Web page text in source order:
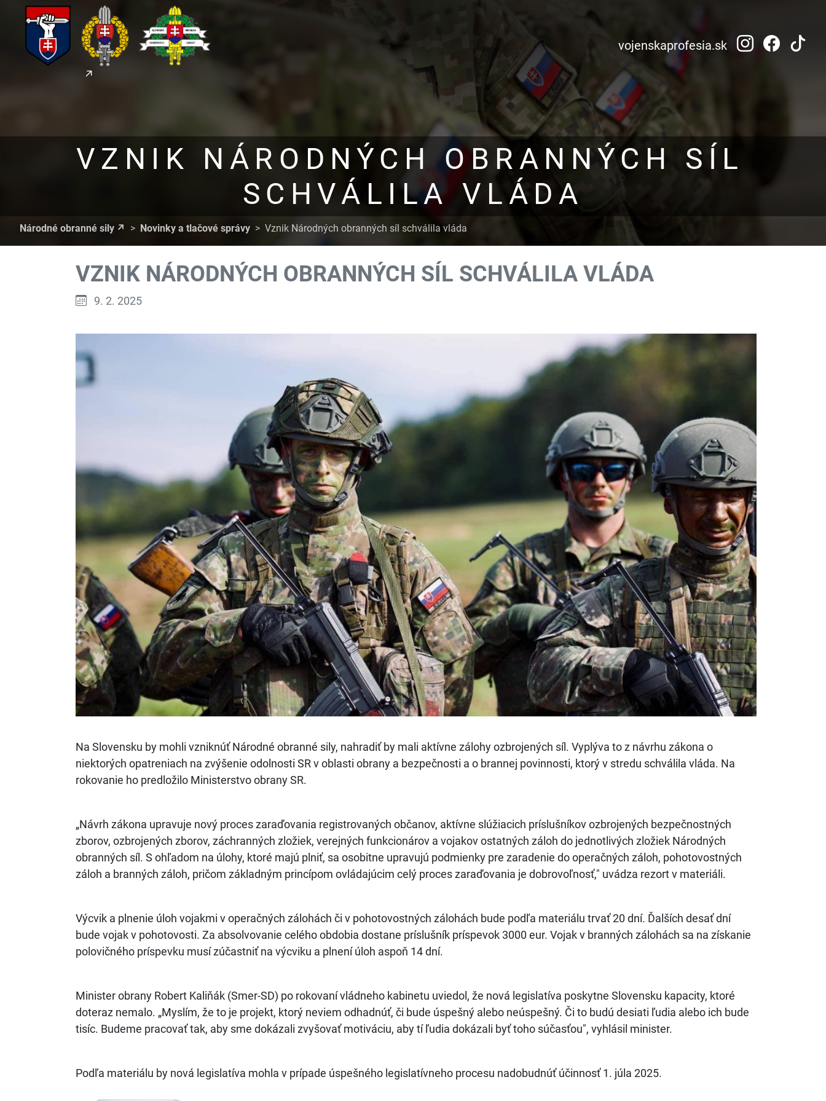
vojenskaprofesia.sk
VZNIK NÁRODNÝCH OBRANNÝCH SÍL
SCHVÁLILA VLÁDA
Národné obranné sily Novinky a tlačové správy Vznik Národných obranných síl schválila vláda
VZNIK NÁRODNÝCH OBRANNÝCH SÍL SCHVÁLILA VLÁDA
Publikované:
9. 2. 2025
Na Slovensku by mohli vzniknúť Národné obranné sily, nahradiť by mali aktívne zálohy ozbrojených síl. Vyplýva to z návrhu zákona o
niektorých opatreniach na zvýšenie odolnosti SR v oblasti obrany a bezpečnosti a o brannej povinnosti, ktorý v stredu schválila vláda. Na
rokovanie ho predložilo Ministerstvo obrany SR.
„Návrh zákona upravuje nový proces zaraďovania registrovaných občanov, aktívne slúžiacich príslušníkov ozbrojených bezpečnostných
zborov, ozbrojených zborov, záchranných zložiek, verejných funkcionárov a vojakov ostatných záloh do jednotlivých zložiek Národných
obranných síl. S ohľadom na úlohy, ktoré majú plniť, sa osobitne upravujú podmienky pre zaradenie do operačných záloh, pohotovostných
záloh a branných záloh, pričom základným princípom ovládajúcim celý proces zaraďovania je dobrovoľnosť," uvádza rezort v materiáli.
Výcvik a plnenie úloh vojakmi v operačných zálohách či v pohotovostných zálohách bude podľa materiálu trvať 20 dní. Ďalších desať dní
bude vojak v pohotovosti. Za absolvovanie celého obdobia dostane príslušník príspevok 3000 eur. Vojak v branných zálohách sa na získanie
polovičného príspevku musí zúčastniť na výcviku a plnení úloh aspoň 14 dní.
Minister obrany Robert Kaliňák (Smer-SD) po rokovaní vládneho kabinetu uviedol, že nová legislatíva poskytne Slovensku kapacity, ktoré
doteraz nemalo. „Myslím, že to je projekt, ktorý neviem odhadnúť, či bude úspešný alebo neúspešný. Či to budú desiati ľudia alebo ich bude
tisíc. Budeme pracovať tak, aby sme dokázali zvyšovať motiváciu, aby tí ľudia dokázali byť toho súčasťou", vyhlásil minister.
Podľa materiálu by nová legislatíva mohla v prípade úspešného legislatívneho procesu nadobudnúť účinnosť 1. júla 2025.